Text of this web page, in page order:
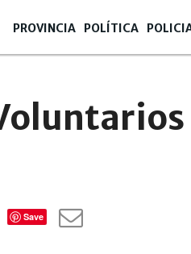
PROVINCIA POLÍTICA
Save